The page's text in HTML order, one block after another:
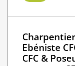
Ebéniste
CFC &